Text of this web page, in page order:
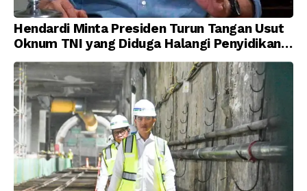
Hendardi Minta Presiden Turun Tangan Usut
Oknum TNI yang Diduga Halangi Penyidikan
Korupsi